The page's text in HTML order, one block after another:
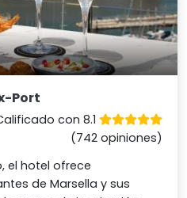
Port
con 8.1
(742 opiniones)
el hotel ofrece
de Marsella y sus